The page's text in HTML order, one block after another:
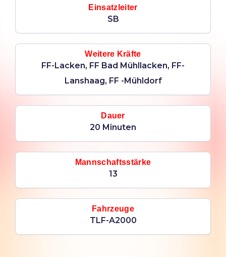
Einsatzleiter
SB
Weitere Kräfte
FF-Lacken, FF Bad Mühllacken, FF-
Lanshaag, FF -Mühldorf
Dauer
20 Minuten
Mannschaftsstärke
13
Fahrzeuge
TLF-A2000